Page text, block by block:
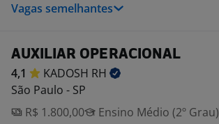
Vagas semelhantes
AUXILIAR OPERACIONAL
4,1 KADOSH RH
São Paulo - SP
R$ 1.800,00
Ensino Médio (2º Grau)